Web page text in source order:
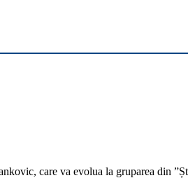
care va evolua la gruparea din